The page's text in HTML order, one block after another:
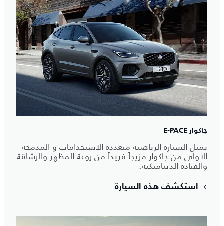
جاكوار E-PACE
تمثل السيارة الرياضية متعددة الاستخدامات و المدمجة
الأولى من جاكوار مزيجاً فريداً من روعة المظهر والرشاقة
والقيادة الديناميكية.
استكشف هذه السيارة